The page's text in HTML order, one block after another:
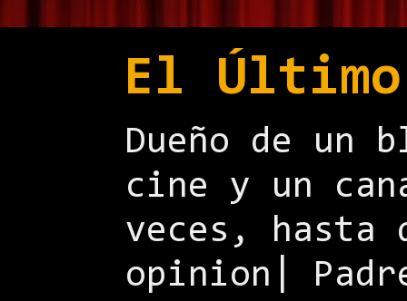
El
Dueño de un
cine y un
veces, hasta
opinion|